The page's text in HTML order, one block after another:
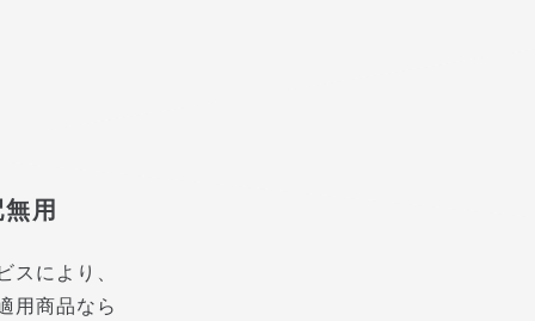
用
により、
用商品なら